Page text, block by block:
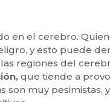
en el cerebro.
y esto puede
regiones del
que tiende a
muy